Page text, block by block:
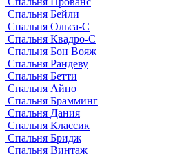
Спальня Бейли
Спальня Ольса-С
Спальня Квадро-С
Спальня Бон Вояж
Спальня Рандеву
Спальня Бетти
Спальня Айно
Спальня Брамминг
Спальня Дания
Спальня Классик
Спальня Бридж
Спальня Винтаж